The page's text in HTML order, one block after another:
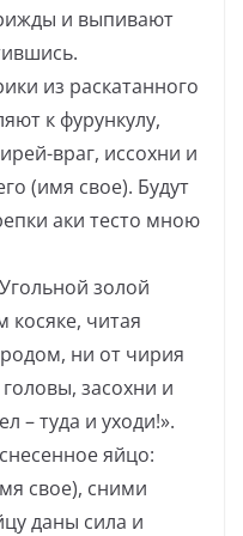
и выпивают
из раскатанного
к фурункулу,
враг, иссохни и
(имя свое). Будут
аки тесто мною
золой
косяке, читая
ни от чирия
засохни и
– туда и уходи!».
яйцо:
свое), сними
даны сила и